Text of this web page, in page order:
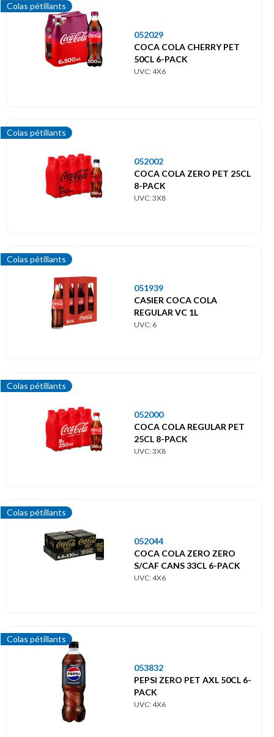
Colas pétillants
052029
COCA COLA CHERRY PET
50CL 6-PACK
UVC: 4X6
Colas pétillants
052002
COCA COLA ZERO PET 25CL
8-PACK
UVC: 3X8
Colas pétillants
051939
CASIER COCA COLA
REGULAR VC 1L
UVC: 6
Colas pétillants
052000
COCA COLA REGULAR PET
25CL 8-PACK
UVC: 3X8
Colas pétillants
052044
COCA COLA ZERO ZERO
S/CAF CANS 33CL 6-PACK
UVC: 4X6
Colas pétillants
053832
PEPSI ZERO PET AXL 50CL 6-
PACK
UVC: 4X6